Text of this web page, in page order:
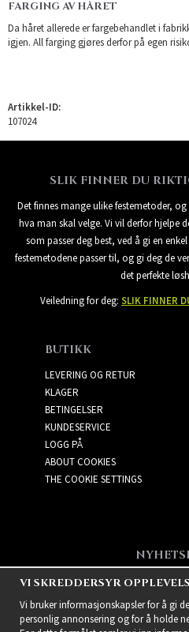
FARGING AV HÅRET
Da håret allerede er fargebehandlet i
igjen. All farging gjøres derfor på egen
Artikkel-ID:
107024
SLIK FINNER DU
Det finnes mange ulike festemetoder,
hva man skal velge. Vi vil derfor hjelpe
som passer deg best, ved å gi en
festemetodene passer til, og gi deg de
det perfekte
Veiledning for deg: SLIK FINNER
BUTIKK
LEVERING OG RETUR
KLAGER
BETINGELSER
KUNDESERVICE
LOGG PÅ
ABOUT COOKIES
THE COOKIE SETTINGS
Få de beste
spennende nye
VI SKREDDERSYR
Vi bruker informasjonskapsler for å gi
personlig annonsering og for å holde